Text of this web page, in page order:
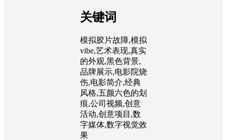
关键词
模拟胶片故障,模拟
vibe,艺术表现,真实
的外观,黑色背景,
品牌展示,电影院烧
伤,电影简介,经典
风格,五颜六色的划
痕,公司视频,创意
活动,创意项目,数
字媒体,数字视觉效
果